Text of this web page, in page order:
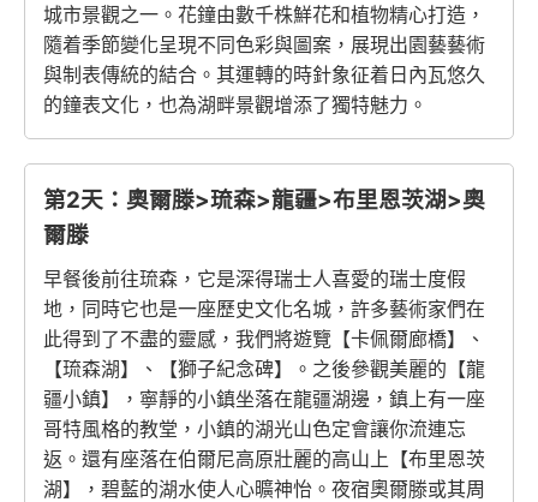
城市景觀之一。花鐘由數千株鮮花和植物精心打造，
隨着季節變化呈現不同色彩與圖案，展現出園藝藝術
與制表傳統的結合。其運轉的時針象征着日內瓦悠久
的鐘表文化，也為湖畔景觀增添了獨特魅力。
第2天：奧爾滕>琉森>龍疆>布里恩茨湖>奧
爾滕
早餐後前往琉森，它是深得瑞士人喜愛的瑞士度假
地，同時它也是一座歷史文化名城，許多藝術家們在
此得到了不盡的靈感，我們將遊覽【卡佩爾廊橋】、
【琉森湖】、【獅子紀念碑】。之後參觀美麗的【龍
疆小鎮】，寧靜的小鎮坐落在龍疆湖邊，鎮上有一座
哥特風格的教堂，小鎮的湖光山色定會讓你流連忘
返。還有座落在伯爾尼高原壯麗的高山上【布里恩茨
湖】，碧藍的湖水使人心曠神怡。夜宿奧爾滕或其周